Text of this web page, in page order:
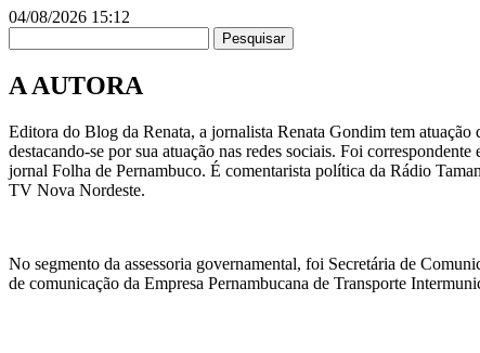
04/08/2026 15:12
Pesquisar
A AUTORA
Editora do Blog da Renata, a jornalista Renata Gondim tem
destacando-se por sua atuação nas redes sociais. Foi
jornal Folha de Pernambuco. É comentarista política da Rádio
TV Nova Nordeste.
No segmento da assessoria governamental, foi Secretária de
de comunicação da Empresa Pernambucana de Transporte